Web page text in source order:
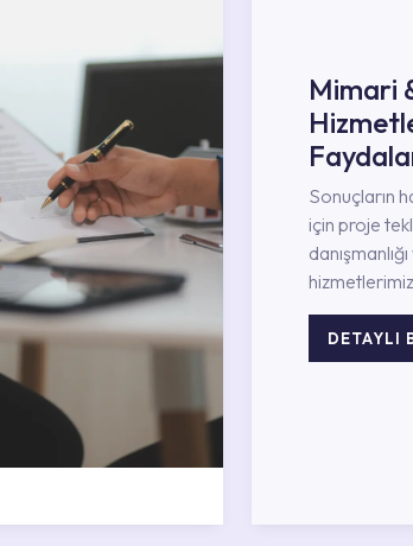
Mimari
Sonuçların
için proje
DETAYLI